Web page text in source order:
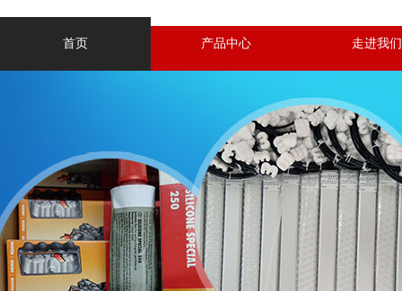
首页 产品中心 走进我们